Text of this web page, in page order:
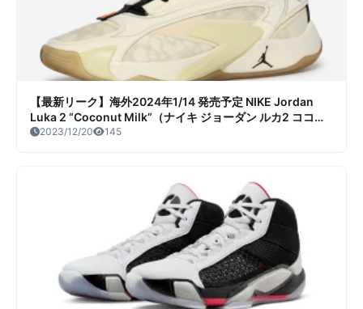
【最新リーク】海外2024年1/14 発売予定 NIKE Jordan
Luka 2 “Coconut Milk”（ナイキ ジョーダン ルカ2 ココナ
ッツミルク）リーク情報まとめ
2023/12/20 145